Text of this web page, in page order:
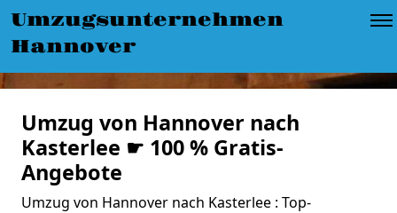
Umzugsunternehmen
Hannover
Umzug von Hannover nach
Kasterlee ☛ 100 % Gratis-
Angebote
Umzug von Hannover nach Kasterlee : Top-